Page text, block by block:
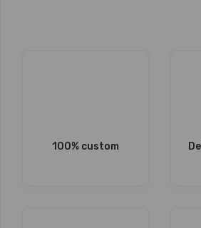
100% custom